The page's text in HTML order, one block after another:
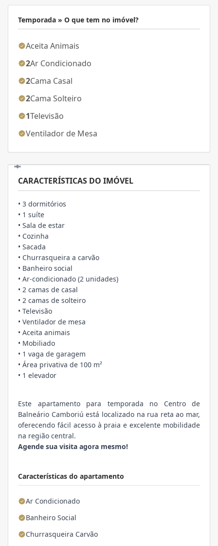
Temporada » O que tem no imóvel?
Aceita Animais
2Ar Condicionado
2Cama Casal
2Cama Solteiro
1Televisão
Ventilador de Mesa
Características do apartamento
Ar Condicionado
Banheiro Social
Churrasqueira Carvão
CARACTERÍSTICAS DO IMÓVEL
• 3 dormitórios
• 1 suíte
• Sala de estar
• Cozinha
• Sacada
• Churrasqueira a carvão
• Banheiro social
• Ar-condicionado (2 unidades)
• 2 camas de casal
• 2 camas de solteiro
• Televisão
• Ventilador de mesa
• Aceita animais
• Mobiliado
• 1 vaga de garagem
• Área privativa de 100 m²
• 1 elevador
Este apartamento para temporada no Centro de
Balneário Camboriú está localizado na rua reta ao mar,
oferecendo fácil acesso à praia e excelente mobilidade
na região central.
Agende sua visita agora mesmo!